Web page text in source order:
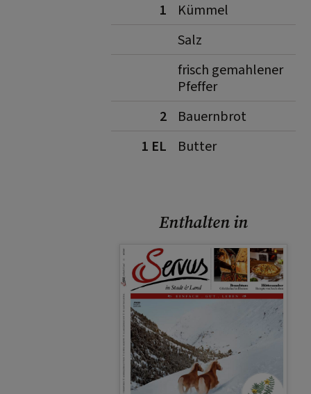
1
Kümmel
Salz
frisch gemahlener
Pfeffer
2
Bauernbrot
1 EL
Butter
Enthalten in